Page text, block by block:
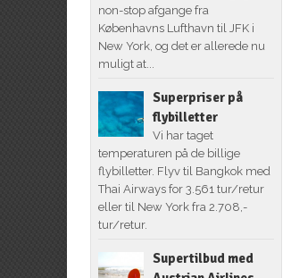
non-stop afgange fra
Københavns Lufthavn til JFK i
New York, og det er allerede nu
muligt at...
Superpriser på
flybilletter
Vi har taget
temperaturen på de billige
flybilletter. Flyv til Bangkok med
Thai Airways for 3.561 tur/retur
eller til New York fra 2.708,-
tur/retur.
Supertilbud med